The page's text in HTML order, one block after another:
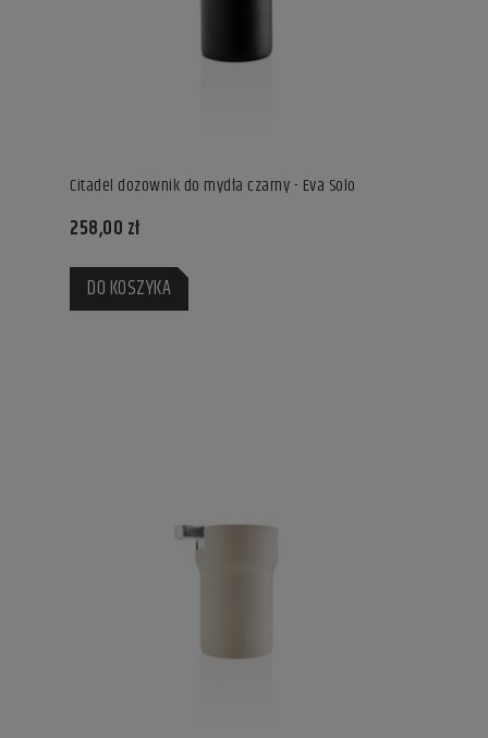
Citadel dozownik do mydła czarny - Eva Solo
258,00 zł
DO KOSZYKA